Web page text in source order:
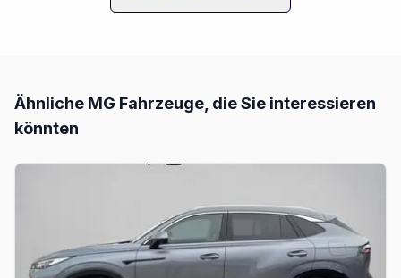
Ähnliche MG Fahrzeuge, die Sie interessieren
könnten